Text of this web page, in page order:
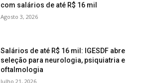
com salários de até R$ 16 mil
Agosto 3, 2026
Salários de até R$ 16 mil: IGESDF abre
seleção para neurologia, psiquiatria e
oftalmologia
Julho 21, 2026